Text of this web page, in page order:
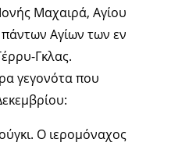
Μαχαιρά, Αγίου
πάντων Αγίων των εν
Γκλας.
γεγονότα που
Ο ιερομόναχος